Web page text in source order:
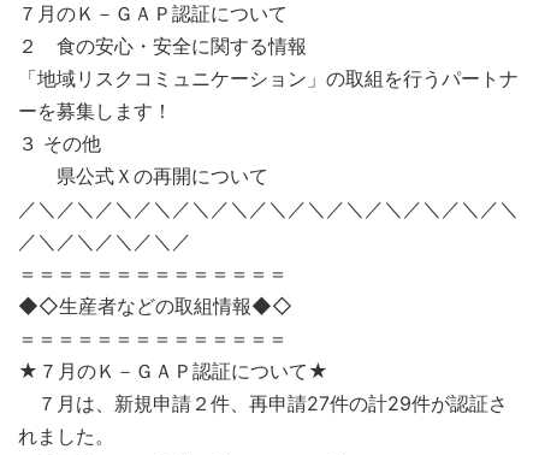
７月のＫ－ＧＡＰ認証について
２ 食の安心・安全に関する情報
「地域リスクコミュニケーション」の取組を行うパートナ
ーを募集します！
３ その他
県公式Ｘの再開について
／＼／＼／＼／＼／＼／＼／＼／＼／＼／＼／＼／＼／＼
／＼／＼／＼／＼／
＝＝＝＝＝＝＝＝＝＝＝＝＝＝
◆◇生産者などの取組情報◆◇
＝＝＝＝＝＝＝＝＝＝＝＝＝＝
★７月のＫ－ＧＡＰ認証について★
７月は、新規申請２件、再申請27件の計29件が認証さ
れました。